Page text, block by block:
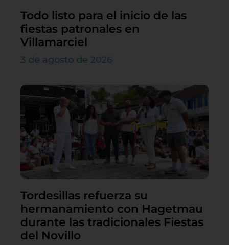
Todo listo para el inicio de las
fiestas patronales en
Villamarciel
3 de agosto de 2026
Tordesillas refuerza su
hermanamiento con Hagetmau
durante las tradicionales Fiestas
del Novillo